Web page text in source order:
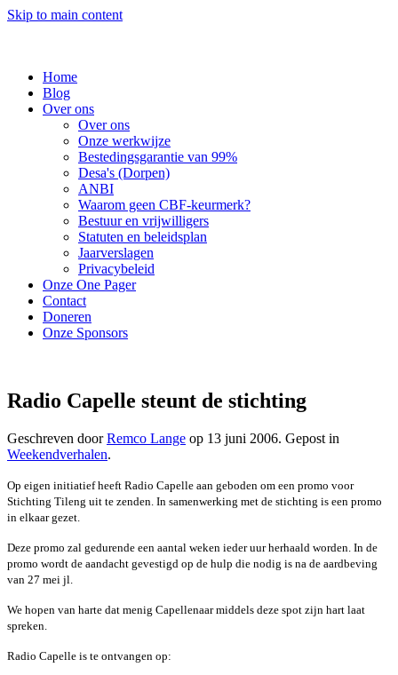
Skip to main content
Home
Blog
Over ons
Over ons
Onze werkwijze
Bestedingsgarantie van 99%
Desa's (Dorpen)
ANBI
Waarom geen CBF-keurmerk?
Bestuur en vrijwilligers
Statuten en beleidsplan
Jaarverslagen
Privacybeleid
Onze One Pager
Contact
Doneren
Onze Sponsors
Radio Capelle steunt de stichting
Geschreven doorRemco Lange op 13 juni 2006. Gepost in
Weekendverhalen.
Op eigen initiatief heeft Radio Capelle aan geboden om een promo voor
Stichting Tileng uit te zenden. In samenwerking met de stichting is een promo
in elkaar gezet.
Deze promo zal gedurende een aantal weken ieder uur herhaald worden. In de
promo wordt de aandacht gevestigd op de hulp die nodig is na de aardbeving
van 27 mei jl.
We hopen van harte dat menig Capellenaar middels deze spot zijn hart laat
spreken.
Radio Capelle is te ontvangen op: